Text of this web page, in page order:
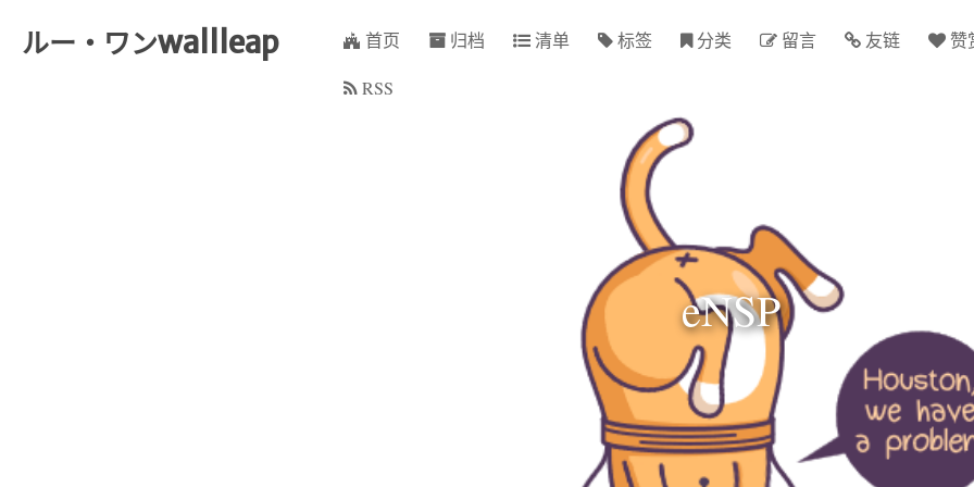
ルー・ワンwallleap 首页 归档 清单 标签 分类 留言 友链 赞
RSS
eNSP